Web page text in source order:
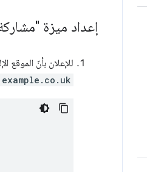
إعداد ميزة
للإعلان بأنّ الموقع